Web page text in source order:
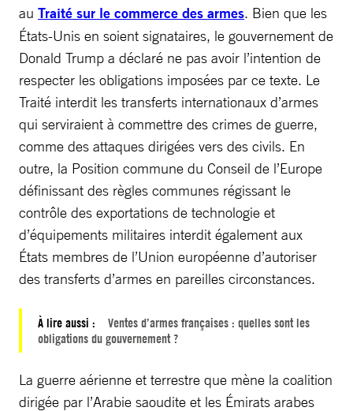
au Traité sur le commerce des armes. Bien que les
États-Unis en soient signataires, le gouvernement de
Donald Trump a déclaré ne pas avoir l’intention de
respecter les obligations imposées par ce texte. Le
Traité interdit les transferts internationaux d’armes
qui serviraient à commettre des crimes de guerre,
comme des attaques dirigées vers des civils. En
outre, la Position commune du Conseil de l’Europe
définissant des règles communes régissant le
contrôle des exportations de technologie et
d’équipements militaires interdit également aux
États membres de l’Union européenne d’autoriser
des transferts d’armes en pareilles circonstances.
À lire aussi :
Ventes d’armes françaises : quelles sont les
obligations du gouvernement ?
La guerre aérienne et terrestre que mène la coalition
dirigée par l’Arabie saoudite et les Émirats arabes